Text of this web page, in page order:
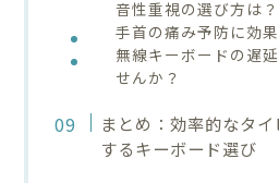
音性重視の選び方は？
手首の痛み予防に効
無線キーボードの遅
せんか？
まとめ：効率的なタ
するキーボード選び